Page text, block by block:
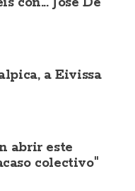
a Eivissa
abrir este
colectivo"